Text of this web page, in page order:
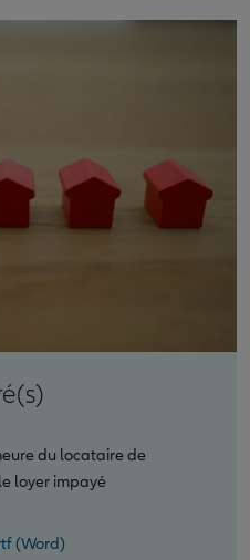
du locataire de
loyer impayé
(Word)